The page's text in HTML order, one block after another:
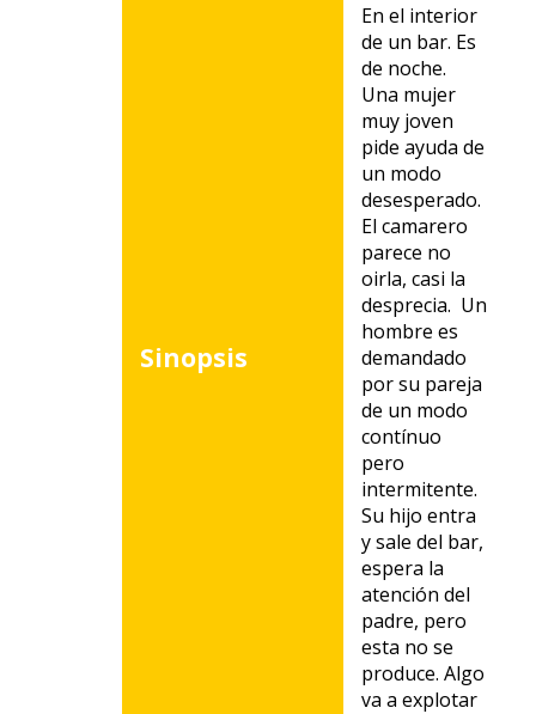
Sinopsis
En el interior
de un bar. Es
de noche.
Una mujer
muy joven
pide ayuda de
un modo
desesperado.
El camarero
parece no
oirla, casi la
desprecia. Un
hombre es
demandado
por su pareja
de un modo
contínuo
pero
intermitente.
Su hijo entra
y sale del bar,
espera la
atención del
padre, pero
esta no se
produce. Algo
va a explotar